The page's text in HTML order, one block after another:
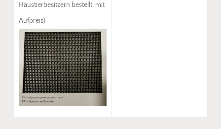
Haustierbesitzern bestellt, mit
Aufpreis)